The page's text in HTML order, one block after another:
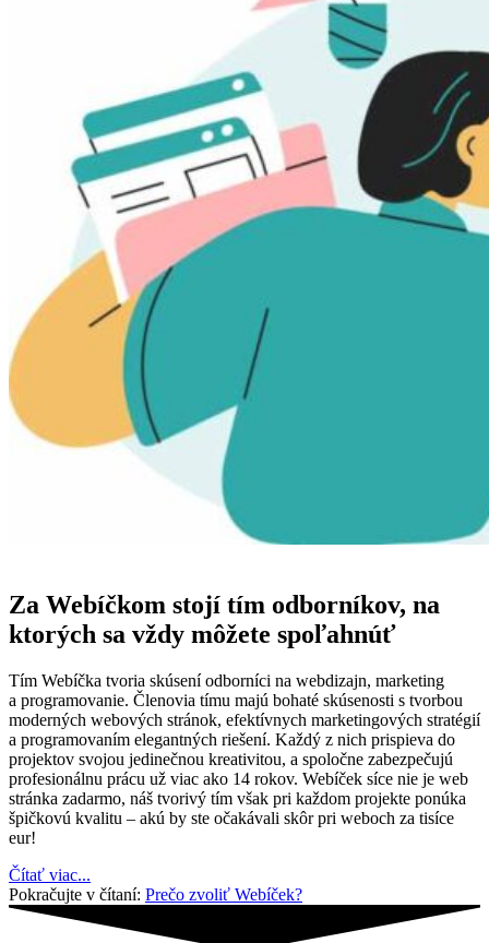
Za Webíčkom stojí tím odborníkov, na
ktorých sa vždy môžete spoľahnúť
Tím Webíčka tvoria skúsení odborníci na webdizajn, marketing
a programovanie. Členovia tímu majú bohaté skúsenosti s tvorbou
moderných webových stránok, efektívnych marketingových stratégií
a programovaním elegantných riešení. Každý z nich prispieva do
projektov svojou jedinečnou kreativitou, a spoločne zabezpečujú
profesionálnu prácu už viac ako 14 rokov. Webíček síce nie je web
stránka zadarmo, náš tvorivý tím však pri každom projekte ponúka
špičkovú kvalitu – akú by ste očakávali skôr pri weboch za tisíce
eur!
Čítať viac...
Pokračujte v čítaní: Prečo zvoliť Webíček?